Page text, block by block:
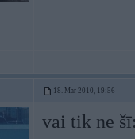
18. Mar 2010, 19:56
vai tik ne